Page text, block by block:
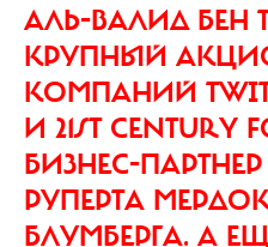
АЛЬ-ВАЛИД БЕН
КРУПНЫЙ
КОМПАНИЙ
И 21ST
БИЗНЕС-
РУПЕРТА
БЛУМБЕРГА. А